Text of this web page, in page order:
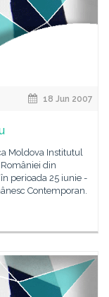
18 Jun 2007
Moldova Institutul
din
perioada 25 iunie -
Contemporan.